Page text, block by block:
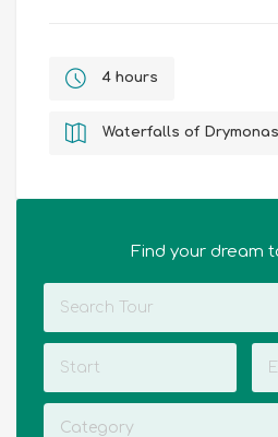
4 hours
Waterfalls of Drymonas
Find your dream
Category